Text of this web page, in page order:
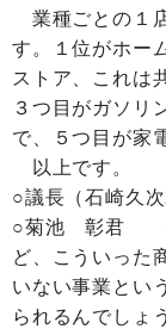
業種ごとの１
す。１位がホー
ストア、これは
３つ目がガソリ
で、５つ目が家
以上です。
○議長（石崎
○菊池 彰君 な
ど、こういった
いない事業とい
られるんでしょ